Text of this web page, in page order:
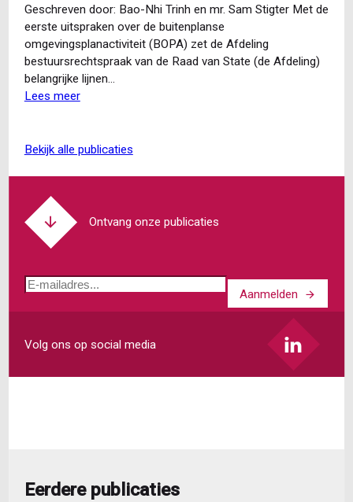
en
de
‘derde
stap’
van
het
Geschreven door: Bao-Nhi Trinh en mr. Sam Stigter Met de
eerste uitspraken over de buitenplanse
omgevingsplanactiviteit (BOPA) zet de Afdeling
bestuursrechtspraak van de Raad van State (de Afdeling)
belangrijke lijnen…
Lees meerover
State:
buitenplanse
bekijk alle publicaties
Ontvang onze publicaties
E-
Aanmelden
Volg ons op social media
Eerdere publicaties